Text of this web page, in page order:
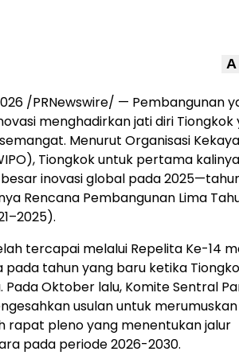
A
/PRNewswire/ — Pembangunan
menghadirkan jati diri Tiongkok
Menurut Organisasi
Tiongkok untuk pertama
inovasi global pada
Rencana Pembangunan Lima
tercapai melalui Repelita Ke-14
pada tahun yang baru ketika
Oktober lalu, Komite Sentral
usulan untuk
rapat pleno yang menentukan jalur
pada periode 2026-2030.